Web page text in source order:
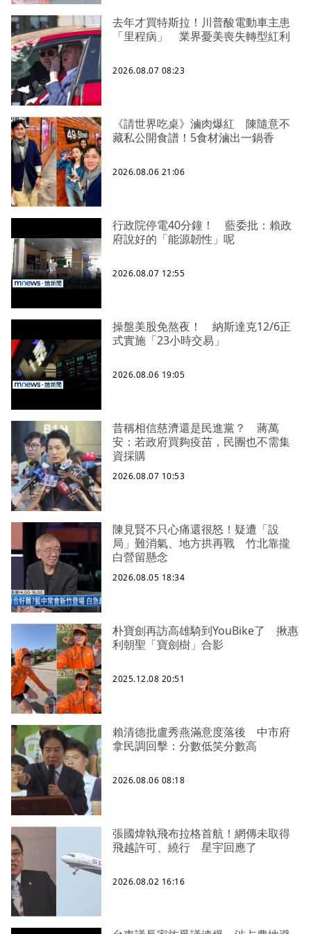
去年才買特斯拉！川普酸電動車主患
「里程病」 業界憂美喪失轉型紅利
2026.08.07 08:23
《請世界吃桌》滷肉爆紅 陳隨意不
藏私公開食譜！5食材滷出一鍋香
2026.08.06 21:06
行政院停電40分鐘！ 藍委批：賴政
府說好的「能源韌性」呢
2026.08.07 12:55
操盤美股免熬夜！ 納斯達克12/6正
式實施「23小時交易」
2026.08.06 19:05
昔稱相信慈濟還是民進黨？ 蔣萬
安：若政府買夠疫苗，民團也不需集
資採購
2026.08.07 10:53
陳見賢不只心痛還很怒！疑遭「設
局」難消氣、地方拱再戰 竹北靠攏
白營留懸念
2026.08.05 18:34
朴寶劍再訪高雄騎到YouBike了 揪惠
利朝聖「寶劍樹」合影
2025.12.08 20:51
賴清德批盧秀燕滿意度落後 中市府
拿民調回擊：分數低笑分數高
2026.08.06 08:18
張國煒執飛布拉格首航！網傳未取得
飛越許可、繞行 星宇回應了
2026.08.02 16:16